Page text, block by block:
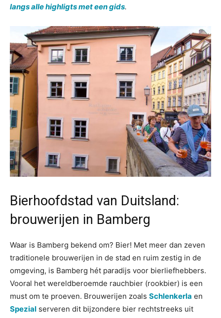
langs alle highligts met een gids.
Bierhoofdstad van Duitsland:
brouwerijen in Bamberg
Waar is Bamberg bekend om? Bier! Met meer dan zeven
traditionele brouwerijen in de stad en ruim zestig in de
omgeving, is Bamberg hét paradijs voor bierliefhebbers.
Vooral het wereldberoemde rauchbier (rookbier) is een
must om te proeven. Brouwerijen zoals Schlenkerla en
Spezial serveren dit bijzondere bier rechtstreeks uit